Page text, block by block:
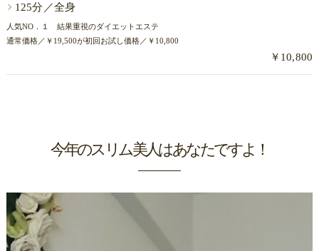
125分／全身
人気NO．１ 結果重視のダイエットエステ
通常価格／￥19,500が初回お試し価格／￥10,800
￥10,800
今年のスリム美人はあなたですよ！